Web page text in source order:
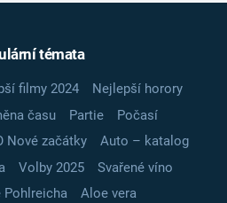
témata
filmy 2024
Nejlepší horory
času Partie
Počasí
Nové začátky
Auto – katalog
Volby 2025
Svařené víno
Pohlreicha
Aloe vera